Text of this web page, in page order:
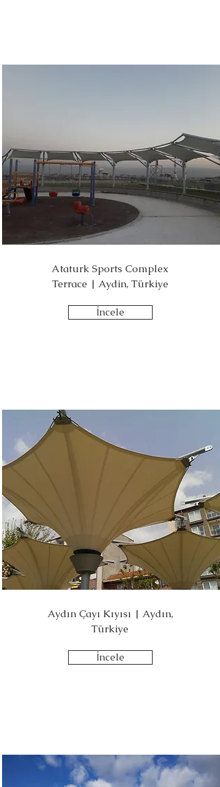
Ataturk Sports Complex
Terrace | Aydin, Türkiye
İncele
Aydın Çayı Kıyısı | Aydın,
Türkiye
İncele